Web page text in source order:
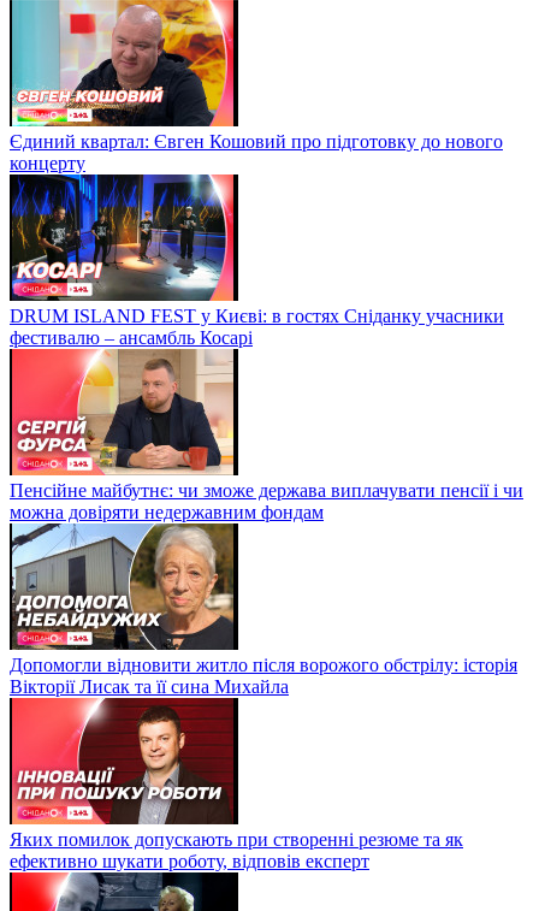
Єдиний квартал: Євген Кошовий про підготовку до нового
концерту
DRUM ISLAND FEST у Києві: в гостях Сніданку учасники
фестивалю – ансамбль Косарі
Пенсійне майбутнє: чи зможе держава виплачувати пенсії і чи
можна довіряти недержавним фондам
Допомогли відновити житло після ворожого обстрілу: історія
Вікторії Лисак та її сина Михайла
Яких помилок допускають при створенні резюме та як
ефективно шукати роботу, відповів експерт